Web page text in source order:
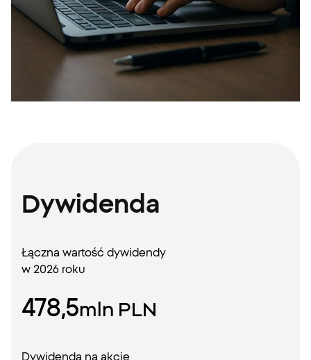
Dywidenda
Łączna wartość dywidendy
w 2026 roku
478,5mln PLN
Dywidenda na akcję